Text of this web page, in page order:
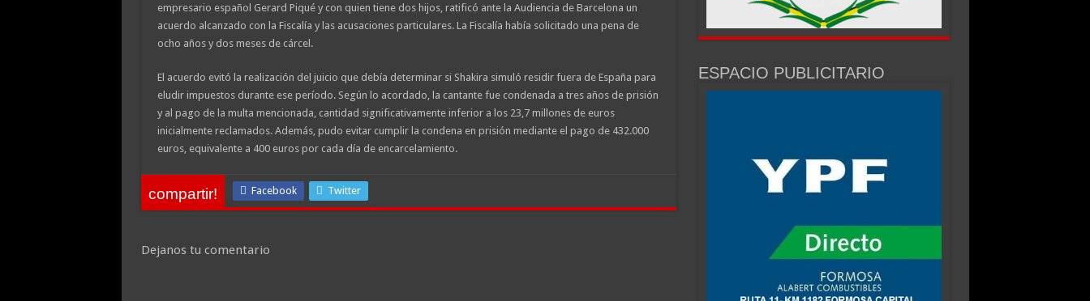
empresario español Gerard Piqué y con quien tiene dos hijos, ratificó ante la Audiencia de Barcelona un
acuerdo alcanzado con la Fiscalía y las acusaciones particulares. La Fiscalía había solicitado una pena de
ocho años y dos meses de cárcel.
El acuerdo evitó la realización del juicio que debía determinar si Shakira simuló residir fuera de España para
eludir impuestos durante ese período. Según lo acordado, la cantante fue condenada a tres años de prisión
y al pago de la multa mencionada, cantidad significativamente inferior a los 23,7 millones de euros
inicialmente reclamados. Además, pudo evitar cumplir la condena en prisión mediante el pago de 432.000
euros, equivalente a 400 euros por cada día de encarcelamiento.
compartir! Facebook Twitter
Dejanos tu comentario
ESPACIO PUBLICITARIO